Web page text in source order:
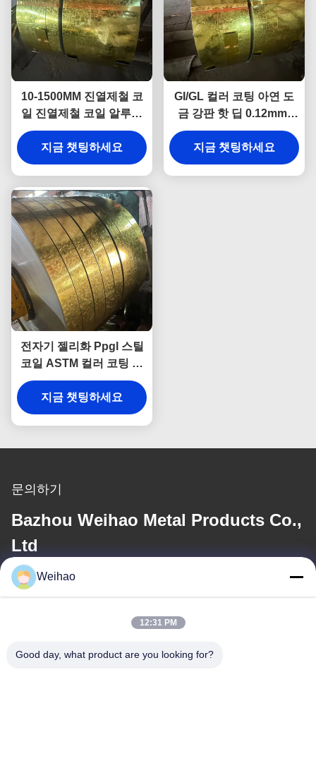
10-1500MM 진열제철 코
일 진열제철 코일 알루진
크 Az150
지금 챗팅하세요
GI/GL 컬러 코팅 아연 도
금 강판 핫 딥 0.12mm-
4mm
지금 챗팅하세요
전자기 젤리화 Ppgl 스틸
코일 ASTM 컬러 코팅 선
발 페인트 Gi 스틸 코일 롤
지금 챗팅하세요
문의하기
Bazhou Weihao Metal Products Co.,
Ltd
이메일
Weihao
12:31 PM
Good day, what product are you looking for?